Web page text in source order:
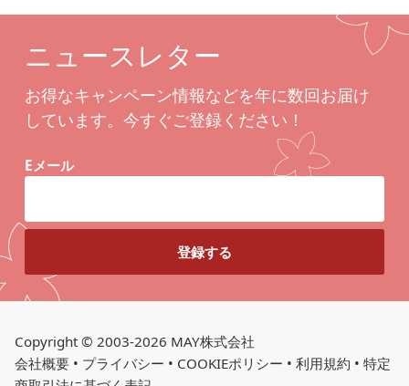
ニュースレター
お得なキャンペーン情報などを年に数回お届け
しています。今すぐご登録ください！
Eメール
Copyright © 2003-2026 MAY株式会社
会社概要 • プライバシー • COOKIEポリシー • 利用規約 • 特定